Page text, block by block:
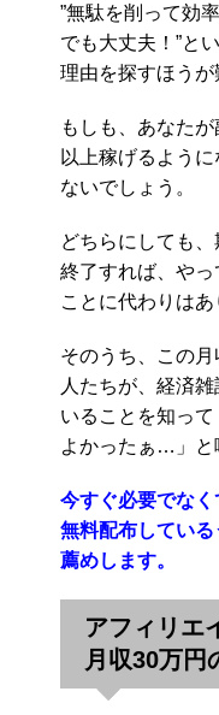
”無駄を削って効
でも大丈夫！”と
理由を探すほうが
もしも、あなた
以上稼げるよう
ないでしょう。
どちらにしても
終了すれば、や
ことに代わりはあ
そのうち、この
人たちが、経済
いることを知っ
よかったぁ…」と
今すぐ必要でなく
無料配布してい
薦めします。
アフィリエ
月収30万円